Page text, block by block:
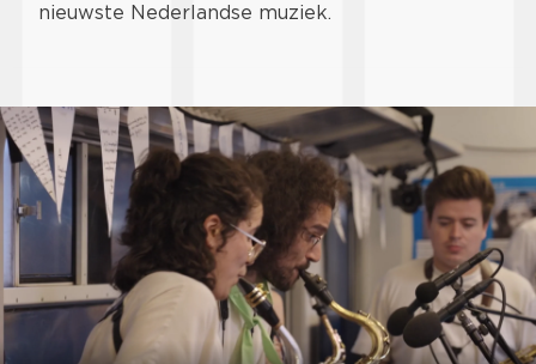
nieuwste Nederlandse muziek.